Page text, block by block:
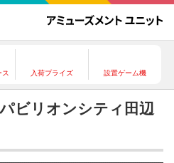
入荷プライズ 設置ゲーム機
ビリオンシティ田辺